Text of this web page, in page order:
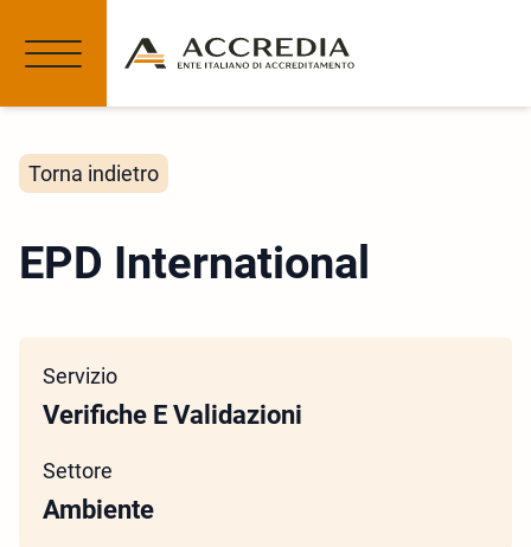
Torna indietro
EPD International
Servizio
Verifiche E Validazioni
Settore
Ambiente